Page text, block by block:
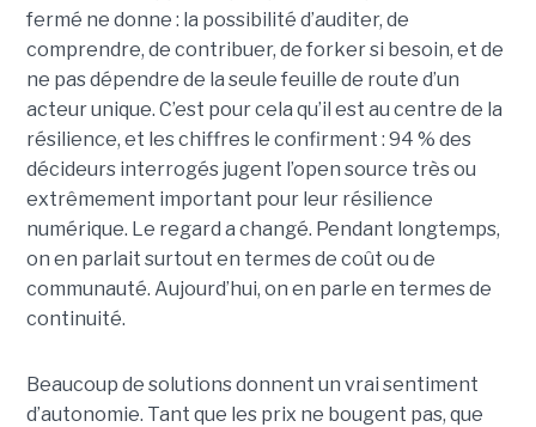
fermé ne donne : la possibilité d’auditer, de
comprendre, de contribuer, de forker si besoin, et de
ne pas dépendre de la seule feuille de route d’un
acteur unique. C’est pour cela qu’il est au centre de la
résilience, et les chiffres le confirment : 94 % des
décideurs interrogés jugent l’open source très ou
extrêmement important pour leur résilience
numérique. Le regard a changé. Pendant longtemps,
on en parlait surtout en termes de coût ou de
communauté. Aujourd’hui, on en parle en termes de
continuité.
Beaucoup de solutions donnent un vrai sentiment
d’autonomie. Tant que les prix ne bougent pas, que